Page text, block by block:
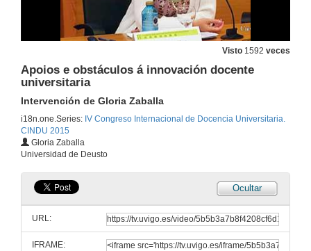
Visto 1592 veces
Apoios e obstáculos á innovación docente
universitaria
Intervención de Gloria Zaballa
i18n.one.Series: IV Congreso Internacional de Docencia Universitaria.
CINDU 2015
Gloria Zaballa
Universidad de Deusto
Ocultar
URL:
IFRAME:
Rolda de Preguntas
25 de xuño de 2015
Cuarteto Aurum
25 de xuño de 2015
Apoios e obstáculos á innovación docente universitaria
Intervención de Francisca García Luque
26 de xuño de 2015